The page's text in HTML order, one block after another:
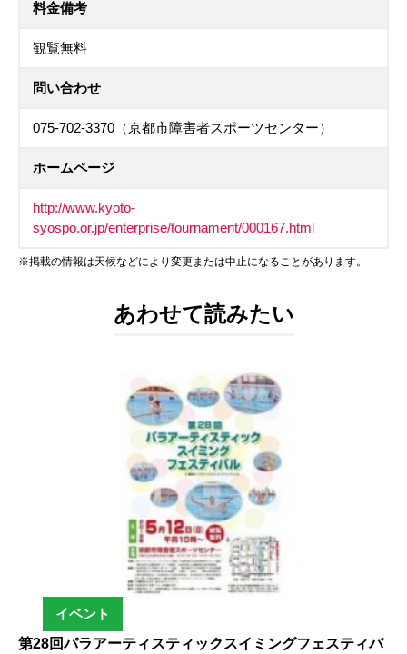
料金備考
観覧無料
問い合わせ
075-702-3370（京都市障害者スポーツセンター）
ホームページ
http://www.kyoto-
syospo.or.jp/enterprise/tournament/000167.html
※掲載の情報は天候などにより変更または中止になることがあります。
あわせて読みたい
イベント
第28回パラアーティスティックスイミングフェスティバ